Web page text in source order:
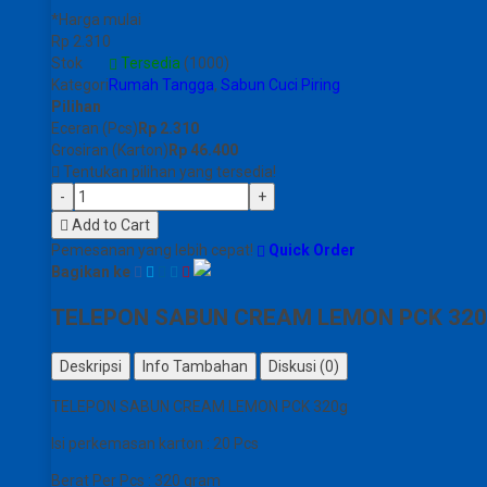
*Harga mulai
Rp 2.310
Stok
Tersedia (1000)
KategoriRumah Tangga, Sabun Cuci Piring
Pilihan
Eceran (Pcs)Rp 2.310
Grosiran (Karton)Rp 46.400
Tentukan pilihan yang tersedia!
-
+
Add to Cart
Pemesanan yang lebih cepat!
Quick Order
Bagikan ke
TELEPON SABUN CREAM LEMON PCK
Deskripsi Info Tambahan Diskusi (0)
TELEPON SABUN CREAM LEMON PCK 320g
Isi perkemasan karton : 20 Pcs
Berat Per Pcs : 320 gram